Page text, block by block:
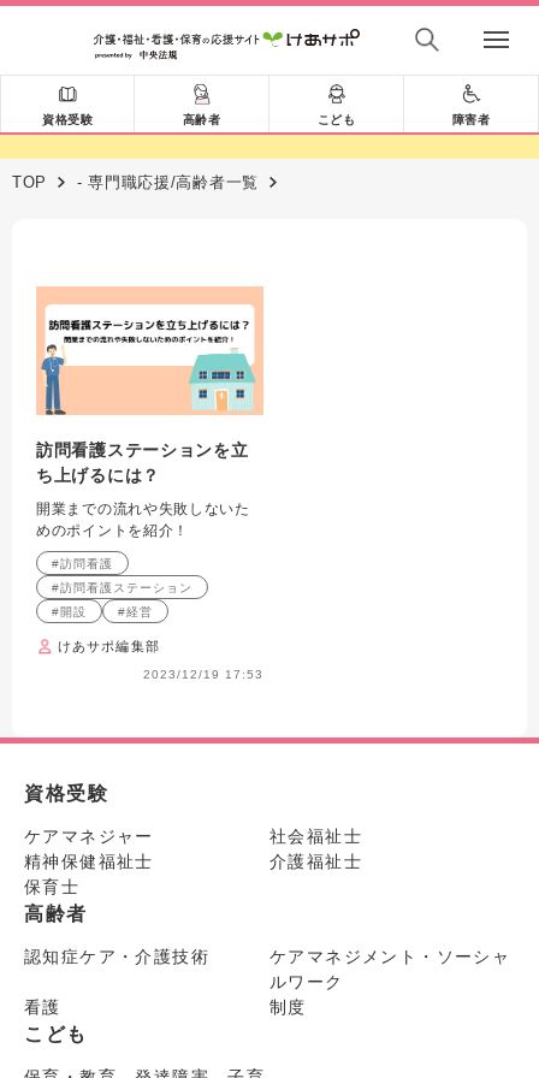
資格受験 高齢者 こども 障害者
TOP - 専門職応援/高齢者一覧
訪問看護ステーションを立
ち上げるには？
開業までの流れや失敗しないた
めのポイントを紹介！
#訪問看護
#訪問看護ステーション
#開設
#経営
けあサポ編集部
2023/12/19 17:53
資格受験
ケアマネジャー
社会福祉士
精神保健福祉士
介護福祉士
保育士
高齢者
認知症ケア・介護技術
ケアマネジメント・ソーシャ
ルワーク
看護
制度
こども